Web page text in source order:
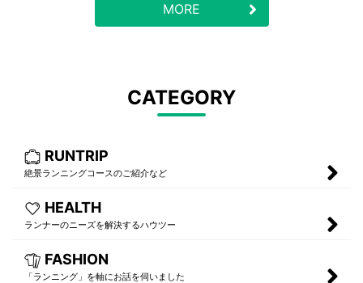
MORE
CATEGORY
RUNTRIP
絶景ランニングコースのご紹介など
HEALTH
ランナーのニーズを解決するハウツー
FASHION
「ランニング」を軸にお話を伺いました